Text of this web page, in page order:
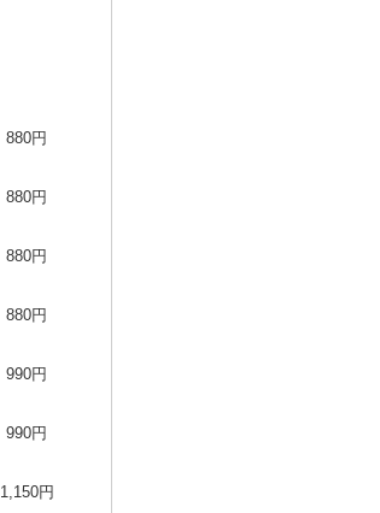
880円
880円
880円
880円
990円
990円
1,150円